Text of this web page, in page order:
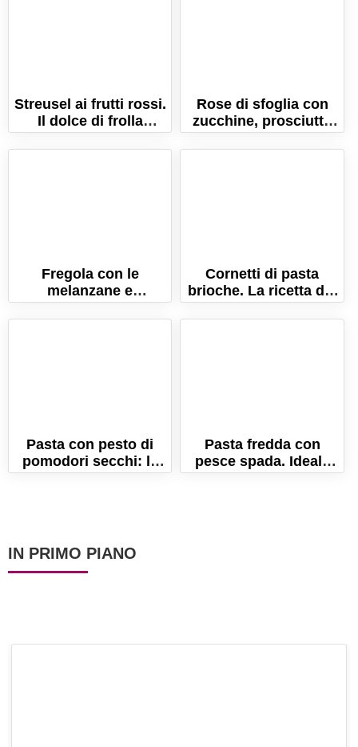
Streusel ai frutti rossi.
Il dolce di frolla
sbriciolata con frutti di
bosco!
Rose di sfoglia con
zucchine, prosciutto
cotto e scamorza
Fregola con le
melanzane e
pomodorini. La ricetta
sarda!
Cornetti di pasta
brioche. La ricetta dei
cornetti morbidissimi
(anche farciti)
Pasta con pesto di
pomodori secchi: la
ricetta facile e
Pasta fredda con
pesce spada. Ideale
per l'estate!
IN PRIMO PIANO